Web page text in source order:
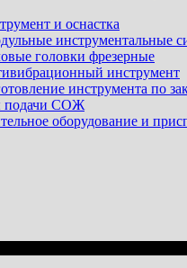
и оснастка
инструментальные
головки фрезерные
инструмент
инструмента по
подачи СОЖ
оборудование и